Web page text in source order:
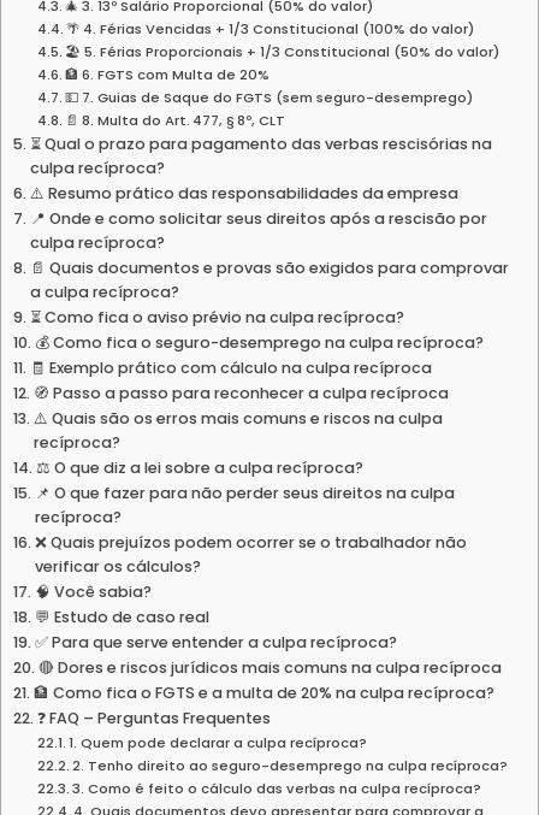
🎄 3. 13º Salário Proporcional (50% do valor)
🌴 4. Férias Vencidas + 1/3 Constitucional (100% do valor)
🏖️ 5. Férias Proporcionais + 1/3 Constitucional (50% do valor)
🏦 6. FGTS com Multa de 20%
💵 7. Guias de Saque do FGTS (sem seguro-desemprego)
📄 8. Multa do Art. 477, § 8º, CLT
⏳ Qual o prazo para pagamento das verbas rescisórias na
culpa recíproca?
⚠️ Resumo prático das responsabilidades da empresa
📍 Onde e como solicitar seus direitos após a rescisão por
culpa recíproca?
📄 Quais documentos e provas são exigidos para comprovar
a culpa recíproca?
⏳ Como fica o aviso prévio na culpa recíproca?
💰 Como fica o seguro-desemprego na culpa recíproca?
🧾 Exemplo prático com cálculo na culpa recíproca
🧭 Passo a passo para reconhecer a culpa recíproca
⚠️ Quais são os erros mais comuns e riscos na culpa
recíproca?
⚖️ O que diz a lei sobre a culpa recíproca?
📌 O que fazer para não perder seus direitos na culpa
recíproca?
❌ Quais prejuízos podem ocorrer se o trabalhador não
verificar os cálculos?
🧠 Você sabia?
💬 Estudo de caso real
✅ Para que serve entender a culpa recíproca?
🔴 Dores e riscos jurídicos mais comuns na culpa recíproca
🏦 Como fica o FGTS e a multa de 20% na culpa recíproca?
❓ FAQ – Perguntas Frequentes
1. Quem pode declarar a culpa recíproca?
2. Tenho direito ao seguro-desemprego na culpa recíproca?
3. Como é feito o cálculo das verbas na culpa recíproca?
4. Quais documentos devo apresentar para comprovar a